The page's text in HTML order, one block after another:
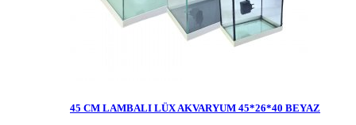
45 CM LAMBALI LÜX AKVARYUM 45*26*40 BEYAZ